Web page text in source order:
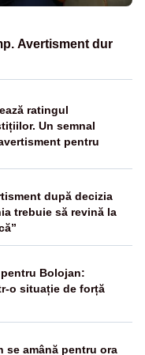
Avertisment dur
ratingul
Un semnal
pentru
după decizia
trebuie să revină la
Bolojan:
o situație de forță
se amână pentru ora